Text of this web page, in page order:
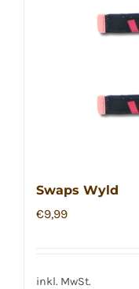
Swaps Wyld
€9,99
inkl. MwSt.